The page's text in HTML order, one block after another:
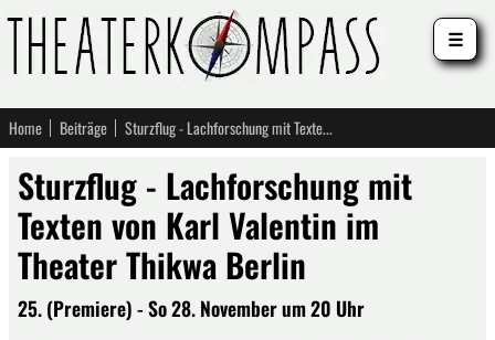
Home Beiträge Sturzflug - Lachforschung mit Texten von Karl Valentin im Theater Thikwa Berlin
Sturzflug - Lachforschung mit
Texten von Karl Valentin im
Theater Thikwa Berlin
25. (Premiere) - So 28. November um 20 Uhr
☰